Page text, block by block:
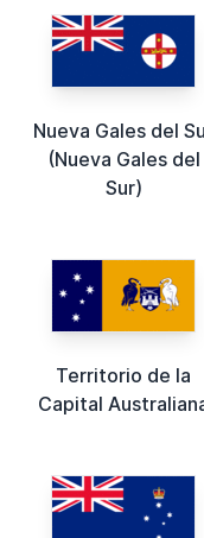
Nueva Gales del
(Nueva Gales del
Sur)
Territorio de la
Capital